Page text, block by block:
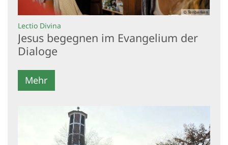
© Tenberken
Lectio Divina
Jesus begegnen im Evangelium der
Dialoge
Mehr